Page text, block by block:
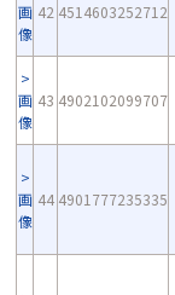
画
像
42 4514603252712
画
像
43 4902102099707
画
像
44 4901777235335